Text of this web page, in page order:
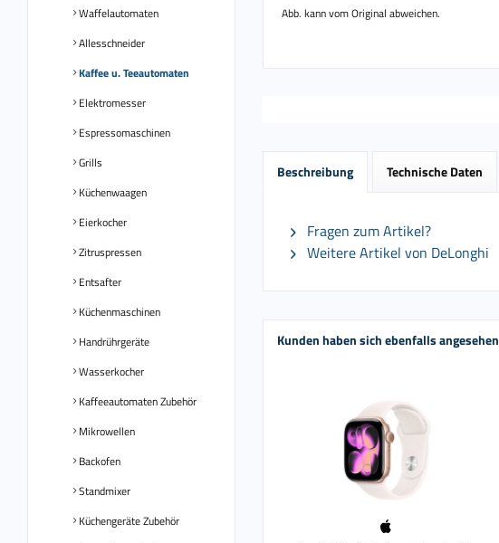
Waffelautomaten
Allesschneider
Kaffee u. Teeautomaten
Elektromesser
Espressomaschinen
Grills
Küchenwaagen
Eierkocher
Zitruspressen
Entsafter
Küchenmaschinen
Handrührgeräte
Wasserkocher
Kaffeeautomaten Zubehör
Mikrowellen
Backofen
Standmixer
Küchengeräte Zubehör
Abb. kann vom Original abweichen.
Beschreibung Technische Daten
Fragen zum Artikel?
Weitere Artikel von DeLonghi
Kunden haben sich ebenfalls angesehen